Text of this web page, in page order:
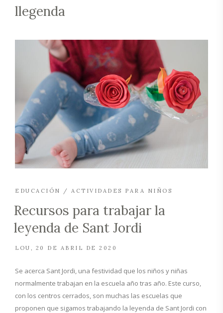
llegenda
EDUCACIÓN / ACTIVIDADES PARA NIÑOS
Recursos para trabajar la
leyenda de Sant Jordi
LOU 20 DE ABRIL DE 2020
Se acerca Sant Jordi, una festividad que los niños y niñas
normalmente trabajan en la escuela año tras año. Este curso,
con los centros cerrados, son muchas las escuelas que
proponen que sigamos trabajando la leyenda de Sant Jordi con